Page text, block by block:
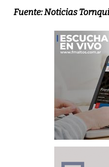
Fuente: Noticias